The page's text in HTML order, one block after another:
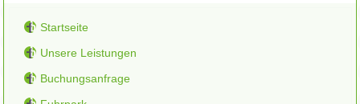
Startseite
Unsere Leistungen
Buchungsanfrage